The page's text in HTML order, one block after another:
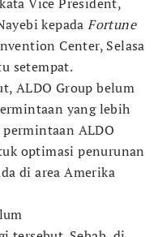
kepadaFortune
Center, Selasa
setempat.
ALDO Group belum
yang lebih
ALDO
optimasi penurunan
di area Amerika